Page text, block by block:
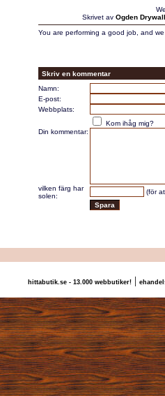
Skrivet av Ogden
You are performing a good job, and
Skriv en kommentar
Namn:
E-post:
Webbplats:
Kom ihåg mig?
Din kommentar:
vilken färg har
solen:
(för
hittabutik.se - 13.000 webbutiker!|
Persson